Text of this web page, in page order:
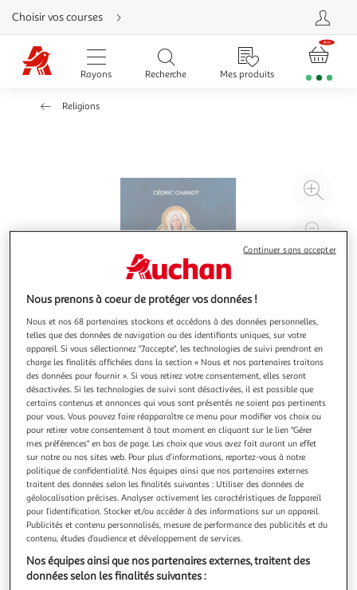
Aller
directement
au
contenu
Aller
directement
Aller
Choisir vos courses
Rayons Recherche Mes produits
Religions
à
LES PLUS BELLES PRIERES A MARIE, Chanot Cédric
Reine des Anges, Mère de Jésus et des hommes, Médiatrice
de toutes grâces, nous avons toutes les raisons de nous
confier à Marie et à son intercession. Depuis les débuts de
l'Eglise, innombrables sont les prières qui lui sont
adressées. Cédric Chanot, diacre, vous propose une
sélection parmi les plu
En savoir +
Vous voulez connaître le prix de ce produit ?
Afficher le prix
Nous prenons à coeur de protéger vos données !
Nous et nos 68 partenaires stockons et accédons à des données personnelles,
telles que des données de navigation ou des identifiants uniques, sur votre
appareil. Si vous sélectionnez "J'accepte", les technologies de suivi prendront en
charge les finalités affichées dans la section « Nous et nos partenaires traitons
des données pour fournir ». Si vous retirez votre consentement, elles seront
désactivées. Si les technologies de suivi sont désactivées, il est possible que
certains contenus et annonces qui vous sont présentés ne soient pas pertinents
pour vous. Vous pouvez faire réapparaître ce menu pour modifier vos choix ou
pour retirer votre consentement à tout moment en cliquant sur le lien "Gérer
mes préférences" en bas de page. Les choix que vous avez fait auront un effet
sur notre ou nos sites web. Pour plus d’informations, reportez-vous à notre
politique de confidentialité. Nos équipes ainsi que nos partenaires externes
traitent des données selon les finalités suivantes : Utiliser des données de
géolocalisation précises. Analyser activement les caractéristiques de l’appareil
pour l’identification. Stocker et/ou accéder à des informations sur un appareil.
Publicités et contenu personnalisés, mesure de performance des publicités et du
contenu, études d’audience et développement de services.
Nos équipes ainsi que nos partenaires externes, traitent des
données selon les finalités suivantes :
Continuer sans accepter